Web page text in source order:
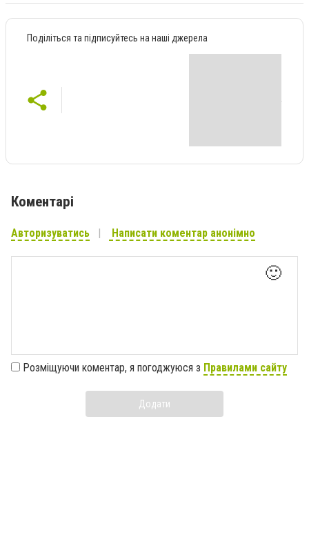
Поділіться та підписуйтесь на наші джерела
Коментарі
Авторизуватись Написати коментар анонімно
🙂
Розміщуючи коментар, я погоджуюся з Правилами сайту
Додати